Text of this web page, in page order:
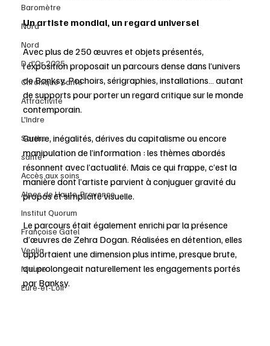
Baromètre
Nord
Nord
D d'Or 2025
Chronique Santé
Attractivité
L'Indre
Sarthe
santé
Accès aux soins
Alpes de Haute-Provence
Institut Quorum
Françoise Gatel
Veolia
Meuse
Eure-et-Loir
Un artiste mondial, un regard universel
Avec plus de 250 œuvres et objets présentés,
l’exposition proposait un parcours dense dans l’univers
de Banksy. Pochoirs, sérigraphies, installations… autant
de supports pour porter un regard critique sur le monde
contemporain.
Guerre, inégalités, dérives du capitalisme ou encore
manipulation de l’information : les thèmes abordés
résonnent avec l’actualité. Mais ce qui frappe, c’est la
manière dont l’artiste parvient à conjuguer gravité du
propos et simplicité visuelle.
Le parcours était également enrichi par la présence
d’œuvres de Zehra Dogan. Réalisées en détention, elles
apportaient une dimension plus intime, presque brute,
qui prolongeait naturellement les engagements portés
par Banksy.